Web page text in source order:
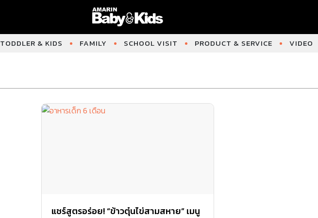
TODDLER & KIDS FAMILY SCHOOL VISIT PRODUCT & SERVICE VIDEO
แชร์สูตรอร่อย! “ข้าวตุ๋นไข่สามสหาย” เมนู